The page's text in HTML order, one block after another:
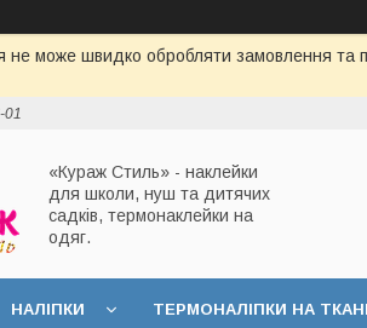
не може швидко обробляти замовлення та
01
«Кураж Стиль» - наклейки
для школи, нуш та дитячих
садків, термонаклейки на
одяг.
НАЛІПКИ ТЕРМОНАЛІПКИ НА